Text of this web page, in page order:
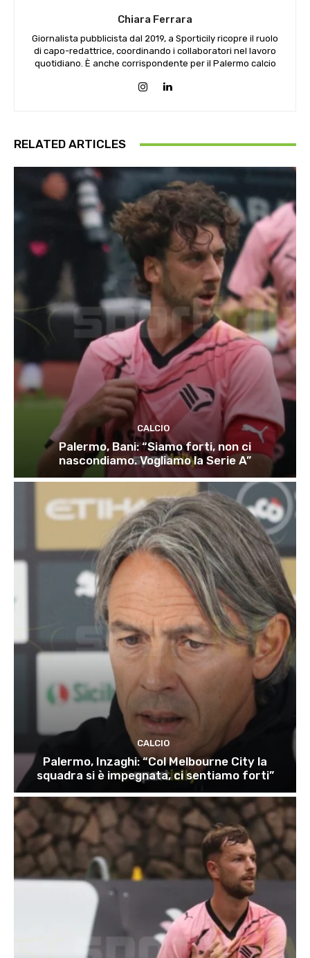
Chiara Ferrara
Giornalista pubblicista dal 2019, a Sporticily ricopre il ruolo
di capo-redattrice, coordinando i collaboratori nel lavoro
quotidiano. È anche corrispondente per il Palermo calcio
RELATED ARTICLES
CALCIO
Palermo, Bani: “Siamo forti, non ci
nascondiamo. Vogliamo la Serie A”
CALCIO
Palermo, Inzaghi: “Col Melbourne City la
squadra si è impegnata, ci sentiamo forti”